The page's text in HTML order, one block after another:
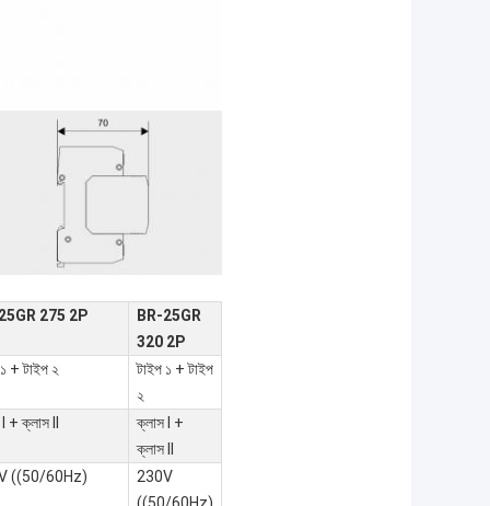
275 2P
BR-25GR
320 2P
+ টাইপ ২
টাইপ ১ + টাইপ
২
+ ক্লাস II
ক্লাস I +
ক্লাস II
((50/60Hz)
230V